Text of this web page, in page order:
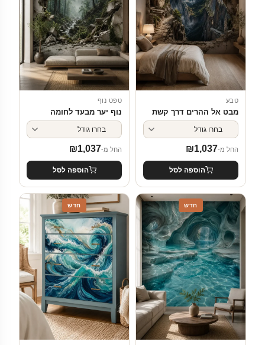
טבע
מבט אל ההרים דרך קשת
החל מ- ₪1,037
הוספה לסל
טפט נוף
נוף יער מבעד לחומה
החל מ- ₪1,037
הוספה לסל
חדש חדש